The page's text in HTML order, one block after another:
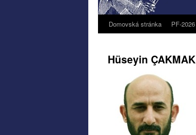
Domovská stránka PF-2026
Hüseyin ÇAKMAK